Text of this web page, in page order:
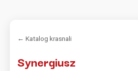
← Katalog krasnali
Synergiusz